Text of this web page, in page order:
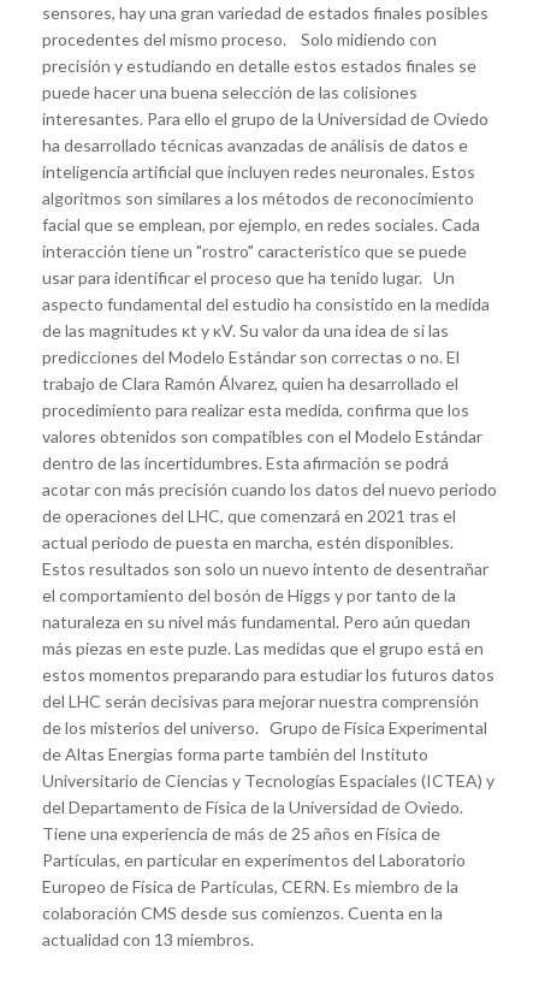
sensores, hay una gran variedad de estados finales posibles
procedentes del mismo proceso. Solo midiendo con
precisión y estudiando en detalle estos estados finales se
puede hacer una buena selección de las colisiones
interesantes. Para ello el grupo de la Universidad de Oviedo
ha desarrollado técnicas avanzadas de análisis de datos e
inteligencia artificial que incluyen redes neuronales. Estos
algoritmos son similares a los métodos de reconocimiento
facial que se emplean, por ejemplo, en redes sociales. Cada
interacción tiene un "rostro" característico que se puede
usar para identificar el proceso que ha tenido lugar. Un
aspecto fundamental del estudio ha consistido en la medida
de las magnitudes κt y κV. Su valor da una idea de si las
predicciones del Modelo Estándar son correctas o no. El
trabajo de Clara Ramón Álvarez, quien ha desarrollado el
procedimiento para realizar esta medida, confirma que los
valores obtenidos son compatibles con el Modelo Estándar
dentro de las incertidumbres. Esta afirmación se podrá
acotar con más precisión cuando los datos del nuevo periodo
de operaciones del LHC, que comenzará en 2021 tras el
actual periodo de puesta en marcha, estén disponibles.
Estos resultados son solo un nuevo intento de desentrañar
el comportamiento del bosón de Higgs y por tanto de la
naturaleza en su nivel más fundamental. Pero aún quedan
más piezas en este puzle. Las medidas que el grupo está en
estos momentos preparando para estudiar los futuros datos
del LHC serán decisivas para mejorar nuestra comprensión
de los misterios del universo. Grupo de Física Experimental
de Altas Energías forma parte también del Instituto
Universitario de Ciencias y Tecnologías Espaciales (ICTEA) y
del Departamento de Física de la Universidad de Oviedo.
Tiene una experiencia de más de 25 años en Física de
Partículas, en particular en experimentos del Laboratorio
Europeo de Física de Partículas, CERN. Es miembro de la
colaboración CMS desde sus comienzos. Cuenta en la
actualidad con 13 miembros.